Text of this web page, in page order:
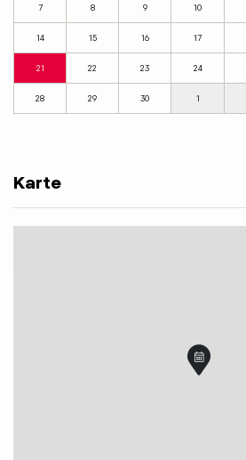
7 8 9 10
14 15 16 17
21 22 23 24
28 29 30 1
Karte